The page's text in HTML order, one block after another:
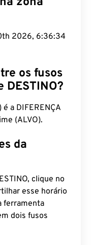
2026, 6:36:35
os fusos
DESTINO?
a DIFERENÇA
(ALVO).
da
clique no
esse horário
ferramenta
dois fusos